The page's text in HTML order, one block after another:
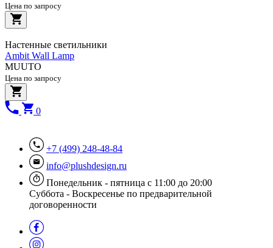
Цена по запросу
Настенные светильники
Ambit Wall Lamp
MUUTO
Цена по запросу
0
+7 (499) 248-48-84
info@plushdesign.ru
Понедельник - пятница с 11:00 до 20:00
Суббота - Воскресенье по предварительной
договоренности